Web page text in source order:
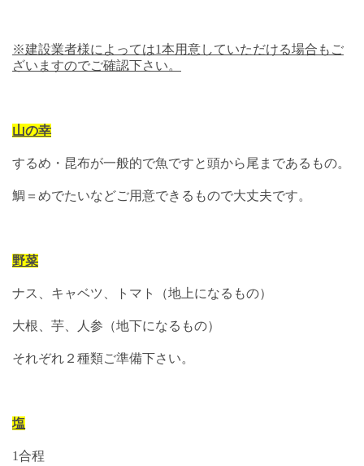
※建設業者様によっては1本用意していただける場合もご
ざいますのでご確認下さい。
山の幸
するめ・昆布が一般的で魚ですと頭から尾まであるもの。
鯛＝めでたいなどご用意できるもので大丈夫です。
野菜
ナス、キャベツ、トマト（地上になるもの）
大根、芋、人参（地下になるもの）
それぞれ２種類ご準備下さい。
塩
1合程